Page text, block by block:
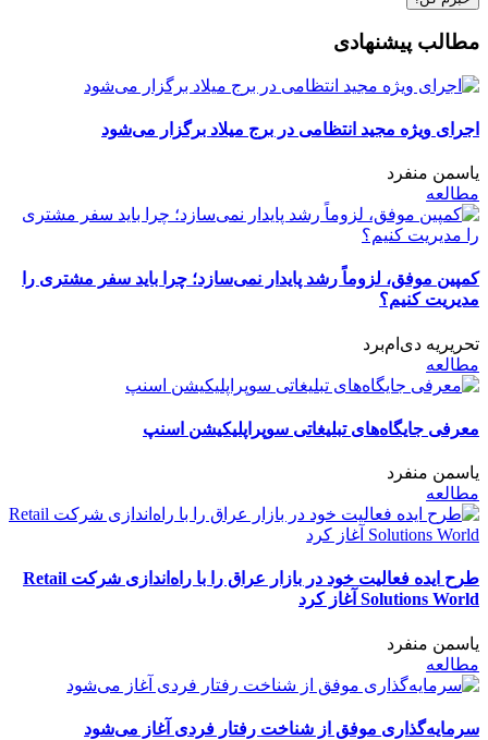
مطالب پیشنهادی
اجرای ویژه مجید انتظامی در برج میلاد برگزار می‌شود
یاسمن منفرد
مطالعه
کمپین موفق، لزوماً رشد پایدار نمی‌سازد؛ چرا باید سفر مشتری را
مدیریت کنیم؟
تحریریه دی‌ام‌برد
مطالعه
معرفی جایگاه‌های تبلیغاتی سوپراپلیکیشن اسنپ
یاسمن منفرد
مطالعه
طرح ایده فعالیت خود در بازار عراق را با راه‌اندازی شرکت Retail
Solutions World آغاز کرد
یاسمن منفرد
مطالعه
سرمایه‌گذاری موفق از شناخت رفتار فردی آغاز می‌شود